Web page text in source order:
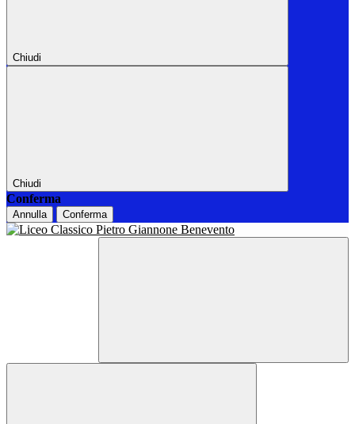
Chiudi
Chiudi
Conferma
Annulla Conferma